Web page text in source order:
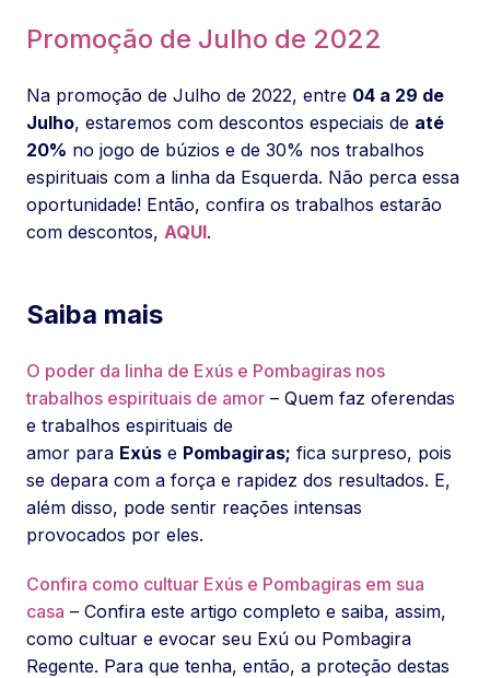
Promoção de Julho de 2022
Na promoção de Julho de 2022, entre 04 a 29 de
Julho, estaremos com descontos especiais de até
20% no jogo de búzios e de 30% nos trabalhos
espirituais com a linha da Esquerda. Não perca essa
oportunidade! Então, confira os trabalhos estarão
com descontos, AQUI.
Saiba mais
O poder da linha de Exús e Pombagiras nos
trabalhos espirituais de amor – Quem faz oferendas
e trabalhos espirituais de
amor para Exús e Pombagiras; fica surpreso, pois
se depara com a força e rapidez dos resultados. E,
além disso, pode sentir reações intensas
provocados por eles.
Confira como cultuar Exús e Pombagiras em sua
casa – Confira este artigo completo e saiba, assim,
como cultuar e evocar seu Exú ou Pombagira
Regente. Para que tenha, então, a proteção destas